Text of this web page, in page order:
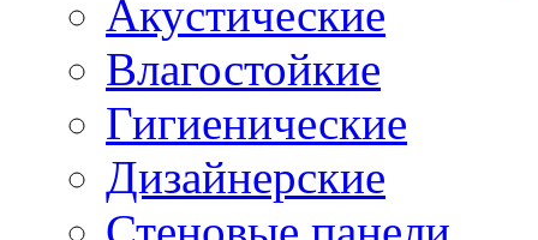
Акустические
Влагостойкие
Гигиенические
Дизайнерские